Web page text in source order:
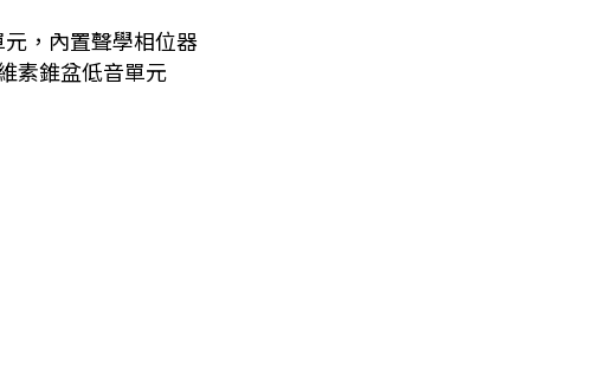
，內置聲學相位器
素錐盆低音單元